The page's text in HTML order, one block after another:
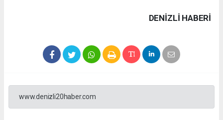
DENIZLI HABERİ
www.denizli20haber.com